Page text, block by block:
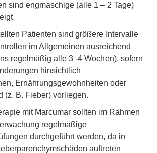
sind engmaschige (alle 1 – 2 Tage)
Patienten sind größere Intervalle
im Allgemeinen ausreichend
regelmäßig alle 3 -4 Wochen), sofern
hinsichtlich
Ernährungsgewohnheiten oder
(z. B. Fieber) vorliegen.
mit Marcumar sollten im Rahmen
regelmäßige
durchgeführt werden, da in
auftreten